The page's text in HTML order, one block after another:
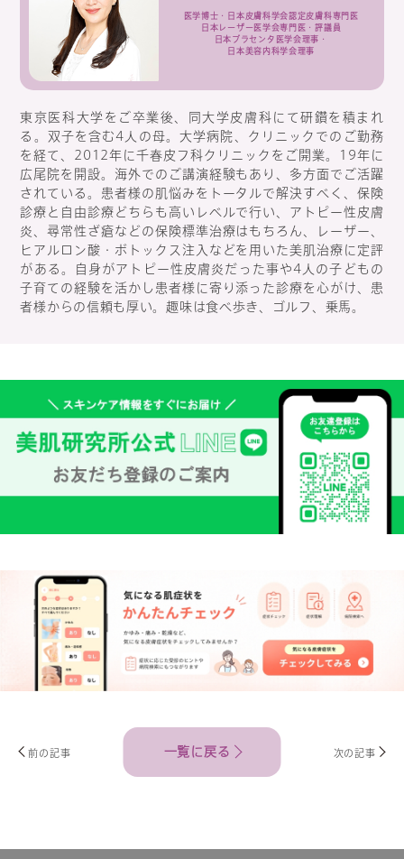
医学博士・日本皮膚科学会認定皮膚科専門医
日本レーザー医学会専門医・評議員
日本プラセンタ医学会理事・
日本美容内科学会理事
東京医科大学をご卒業後、同大学皮膚科にて研鑽を積まれ
る。双子を含む4人の母。大学病院、クリニックでのご勤務
を経て、2012年に千春皮フ科クリニックをご開業。19年に
広尾院を開設。海外でのご講演経験もあり、多方面でご活躍
されている。患者様の肌悩みをトータルで解決すべく、保険
診療と自由診療どちらも高いレベルで行い、アトピー性皮膚
炎、尋常性ざ瘡などの保険標準治療はもちろん、レーザー、
ヒアルロン酸・ボトックス注入などを用いた美肌治療に定評
がある。自身がアトピー性皮膚炎だった事や4人の子どもの
子育ての経験を活かし患者様に寄り添った診療を心がけ、患
者様からの信頼も厚い。趣味は食べ歩き、ゴルフ、乗馬。
前の記事 一覧に戻る 次の記事